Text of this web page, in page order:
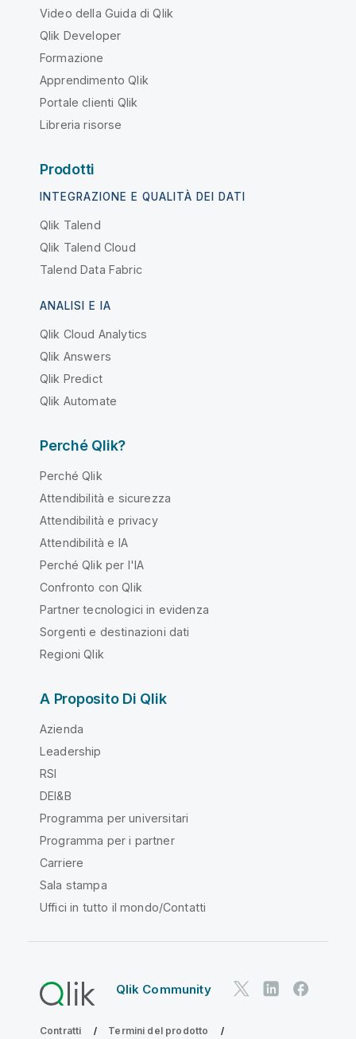
Video della Guida di Qlik
Qlik Developer
Formazione
Apprendimento Qlik
Portale clienti Qlik
Libreria risorse
Prodotti
INTEGRAZIONE E QUALITÀ DEI DATI
Qlik Talend
Qlik Talend Cloud
Talend Data Fabric
ANALISI E IA
Qlik Cloud Analytics
Qlik Answers
Qlik Predict
Qlik Automate
Perché Qlik?
Perché Qlik
Attendibilità e sicurezza
Attendibilità e privacy
Attendibilità e IA
Perché Qlik per l'IA
Confronto con Qlik
Partner tecnologici in evidenza
Sorgenti e destinazioni dati
Regioni Qlik
A Proposito Di Qlik
Azienda
Leadership
RSI
DEI&B
Programma per universitari
Programma per i partner
Carriere
Sala stampa
Uffici in tutto il mondo/Contatti
Qlik Community
Contratti Termini del prodotto